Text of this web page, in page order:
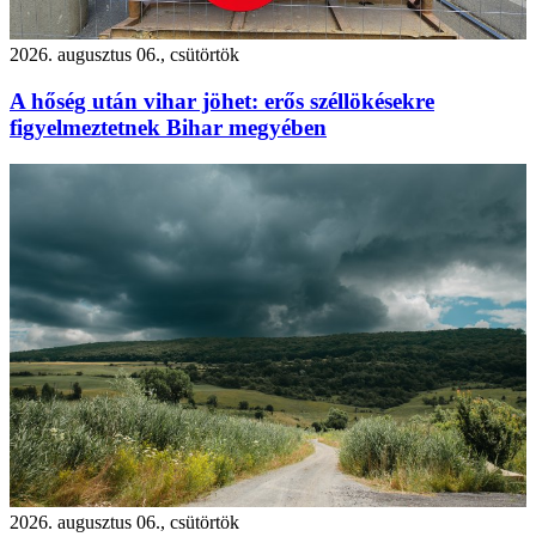
2026. augusztus 06., csütörtök
A hőség után vihar jöhet: erős széllökésekre
figyelmeztetnek Bihar megyében
2026. augusztus 06., csütörtök